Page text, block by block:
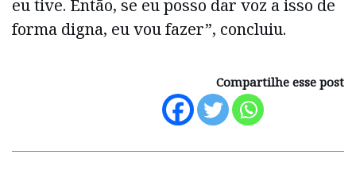
eu tive. Então, se eu posso dar voz a isso de
forma digna, eu vou fazer”, concluiu.
Compartilhe esse post